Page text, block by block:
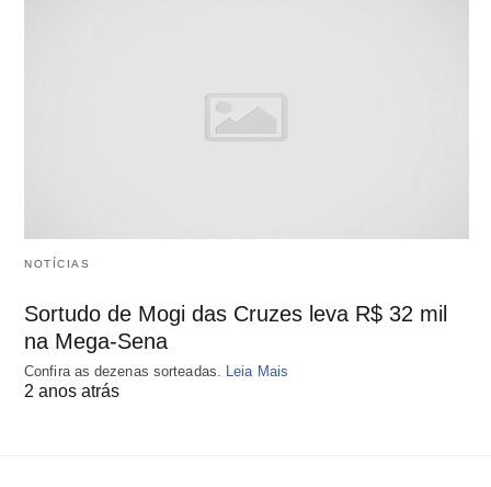
NOTÍCIAS
Sortudo de Mogi das Cruzes leva R$ 32 mil
na Mega-Sena
Confira as dezenas sorteadas. Leia Mais
2 anos atrás